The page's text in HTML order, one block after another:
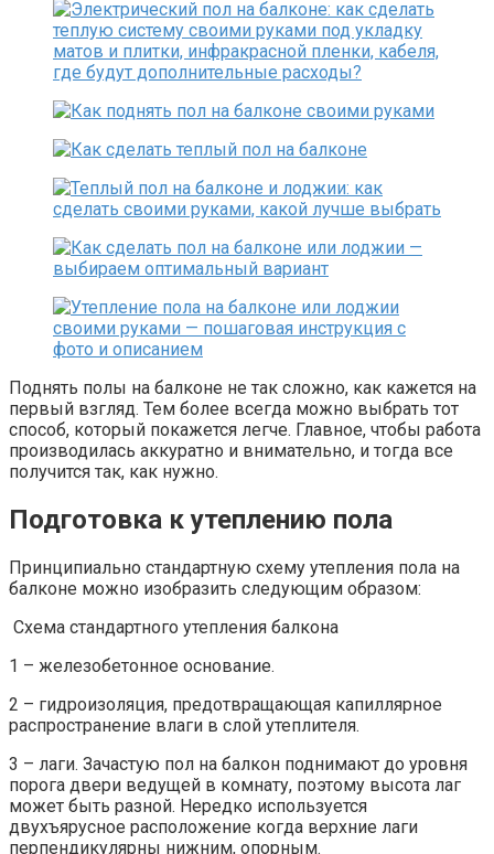
Поднять полы на балконе не так сложно, как кажется на
первый взгляд. Тем более всегда можно выбрать тот
способ, который покажется легче. Главное, чтобы работа
производилась аккуратно и внимательно, и тогда все
получится так, как нужно.
Подготовка к утеплению пола
Принципиально стандартную схему утепления пола на
балконе можно изобразить следующим образом:
Схема стандартного утепления балкона
1 – железобетонное основание.
2 – гидроизоляция, предотвращающая капиллярное
распространение влаги в слой утеплителя.
3 – лаги. Зачастую пол на балкон поднимают до уровня
порога двери ведущей в комнату, поэтому высота лаг
может быть разной. Нередко используется
двухъярусное расположение когда верхние лаги
перпендикулярны нижним, опорным.